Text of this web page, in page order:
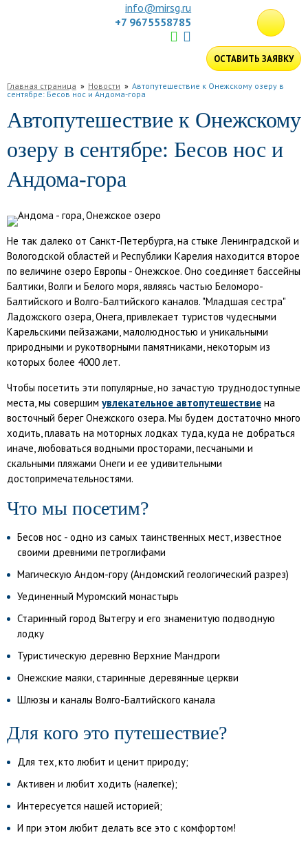
info@mirsg.ru
+7 9675558785
РОССИИ
ПО
МИРУ
ПОДБОР
КОМПАНИЙ
ОТЗЫВЫ
БЛОГ
КЛУБ
УСЛУГИ
ОСТАВИТЬ ЗАЯВКУ
Главная страница Новости
Автопутешествие к Онежскому озеру в
сентябре: Бесов нос и Андома-гора
Автопутешествие к Онежскому
озеру в сентябре: Бесов нос и
Андома-гора
Не так далеко от Санкт-Петербурга, на стыке Ленинградской и
Вологодской областей и Республики Карелия находится второе
по величине озеро Европы - Онежское. Оно соединяет бассейны
Балтики, Волги и Белого моря, являясь частью Беломоро-
Балтийского и Волго-Балтийского каналов. "Младшая сестра"
Ладожского озера, Онега, привлекает туристов чудесными
Карельскими пейзажами, малолюдностью и уникальными
природными и рукотворными памятниками, некоторым из
которых более 4000 лет.
Чтобы посетить эти популярные, но зачастую труднодоступные
места, мы совершим увлекательное автопутешествие на
восточный берег Онежского озера. Мы будем достаточно много
ходить, плавать на моторных лодках туда, куда не добраться
иначе, любоваться водными просторами, песчаными и
скальными пляжами Онеги и ее удивительными
достопримечательностями.
Что мы посетим?
Бесов нос - одно из самых таинственных мест, известное
своими древними петроглифами
Магическую Андом-гору (Андомский геологический разрез)
Уединенный Муромский монастырь
Старинный город Вытегру и его знаменитую подводную
лодку
Туристическую деревню Верхние Мандроги
Онежские маяки, старинные деревянные церкви
Шлюзы и каналы Волго-Балтийского канала
Для кого это путешествие?
Для тех, кто любит и ценит природу;
Активен и любит ходить (налегке);
Интересуется нашей историей;
И при этом любит делать все это с комфортом!